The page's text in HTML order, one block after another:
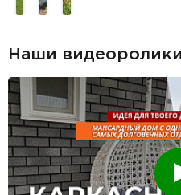
Наши видеоролики